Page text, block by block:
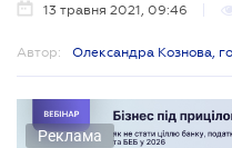
13 травня 2021, 09:46
Автор: Олександра Кознова,
Реклама